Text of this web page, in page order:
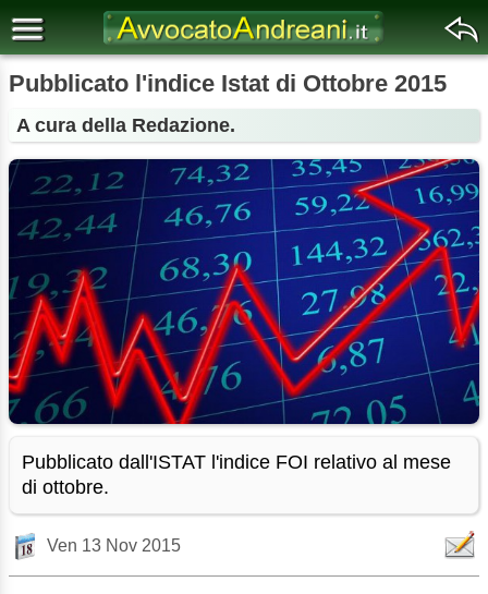
Pubblicato l'indice Istat di Ottobre 2015
A cura della Redazione.
Pubblicato dall'ISTAT l'indice FOI relativo al mese
di ottobre.
Ven 13 Nov 2015